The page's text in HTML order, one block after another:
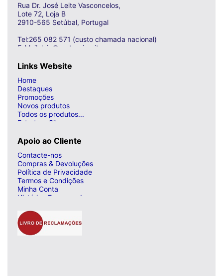
Rua Dr. José Leite Vasconcelos,
Lote 72, Loja B
2910-565 Setúbal, Portugal
Tel:265 082 571 (custo chamada nacional)
E-Mail: loja@curto-circuito.com
Links Website
Home
Destaques
Promoções
Novos produtos
Todos os produtos...
Estrutura Site
Apoio ao Cliente
Contacte-nos
Compras & Devoluções
Política de Privacidade
Termos e Condições
Minha Conta
Histórico Encomendas